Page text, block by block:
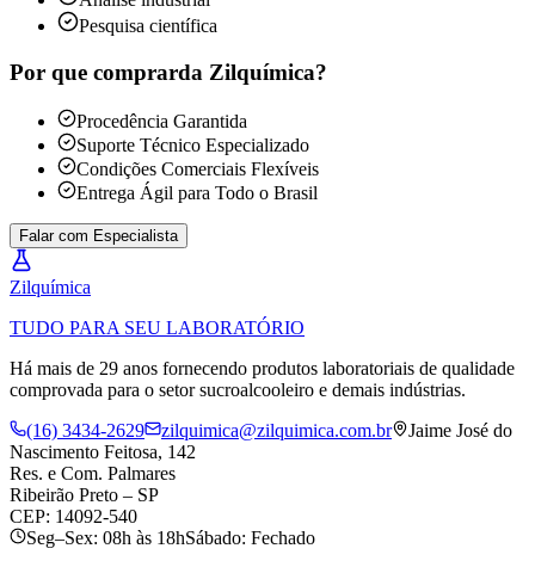
Pesquisa científica
Por que comprarda Zilquímica?
Procedência Garantida
Suporte Técnico Especializado
Condições Comerciais Flexíveis
Entrega Ágil para Todo o Brasil
Falar com Especialista
Zilquímica
TUDO PARA SEU LABORATÓRIO
Há mais de 29 anos fornecendo produtos laboratoriais de qualidade
comprovada para o setor sucroalcooleiro e demais indústrias.
(16) 3434-2629
zilquimica@zilquimica.com.br
Jaime José do
Nascimento Feitosa, 142
Res. e Com. Palmares
Ribeirão Preto – SP
CEP: 14092-540
Seg–Sex: 08h às 18hSábado: Fechado